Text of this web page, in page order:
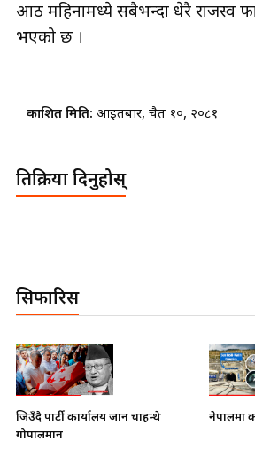
आठ महिनामध्ये सबैभन्दा धेरै राजस्व
भएको छ ।
प्रकाशित मिति: आइतबार, चैत १०, २०८१
प्रतिक्रिया दिनुहोस्
सिफारिस
जिउँदै पार्टी कार्यालय जान चाहन्थे
गोपालमान
नेपालमा